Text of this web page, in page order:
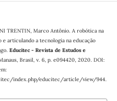
TRENTIN, Marco Antônio. A robótica na
articulando a tecnologia na educação
Educitec - Revista de Estudos e
Brasil, v. 6, p. e094420, 2020. DOI:
index.php/educitec/article/view/944.